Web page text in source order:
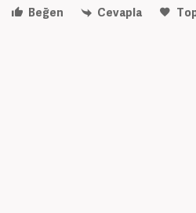
Beğen
Cevapla